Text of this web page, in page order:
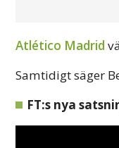
Atlético Madrid
Samtidigt säger
FT:s nya